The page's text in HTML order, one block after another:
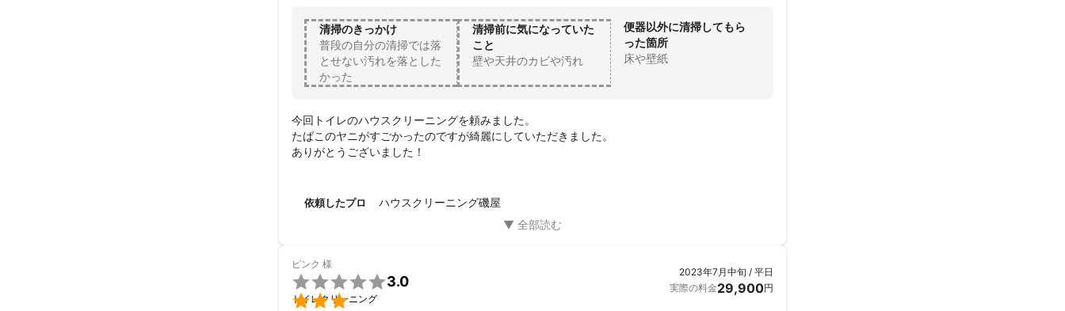
清掃のきっかけ
普段の自分の清掃では落
とせない汚れを落とした
かった
清掃前に気になっていた
こと
壁や天井のカビや汚れ
便器以外に清掃してもら
った箇所
床や壁紙
今回トイレのハウスクリーニングを頼みました。
たばこのヤニがすごかったのですが綺麗にしていただきました。
ありがとうございました！
依頼したプロ ハウスクリーニング磯屋
ピンク 様


3.0
トイレクリーニング
2023年7月中旬 / 平日
実際の料金29,900円